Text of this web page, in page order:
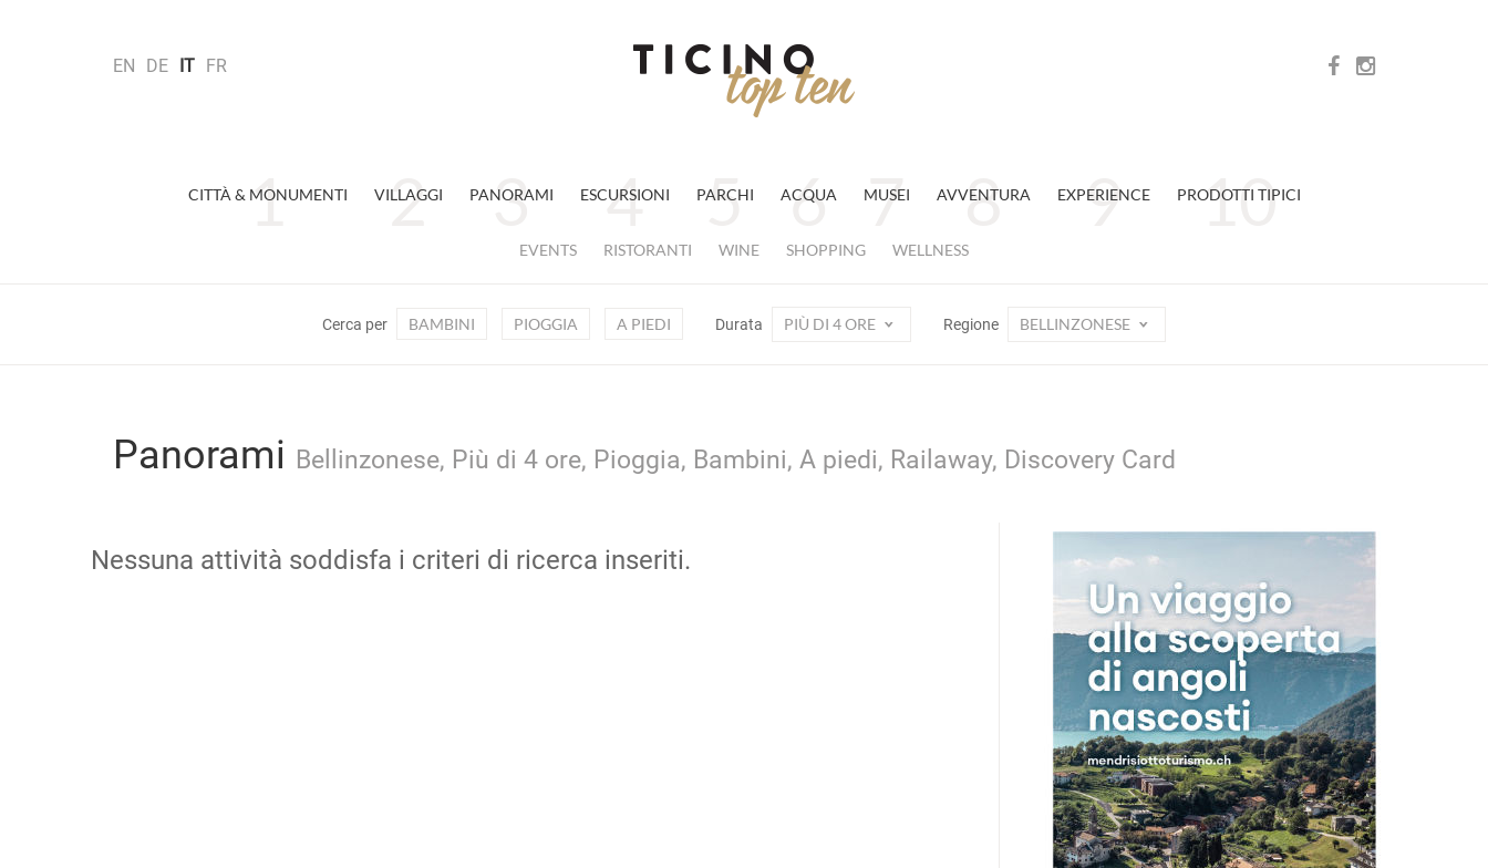
EN DE IT FR
CITTÀ & MONUMENTI VILLAGGI PANORAMI ESCURSIONI PARCHI ACQUA MUSEI AVVENTURA EXPERIENCE PRODOTTI TIPICI
EVENTS RISTORANTI WINE SHOPPING WELLNESS
Cerca per BAMBINI PIOGGIA A PIEDI Durata PIÙ DI 4 ORE Regione BELLINZONESE
Panorami Bellinzonese, Più di 4 ore, Pioggia, Bambini, A piedi, Railaway, Discovery Card
Nessuna attività soddisfa i criteri di ricerca inseriti.